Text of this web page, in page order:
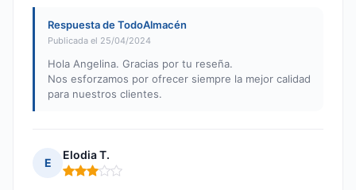
Respuesta de TodoAlmacén
Publicada el 25/04/2024
Hola Angelina. Gracias por tu reseña.
Nos esforzamos por ofrecer siempre la mejor calidad
para nuestros clientes.
E
Elodia T.
Nota: 3 de 5